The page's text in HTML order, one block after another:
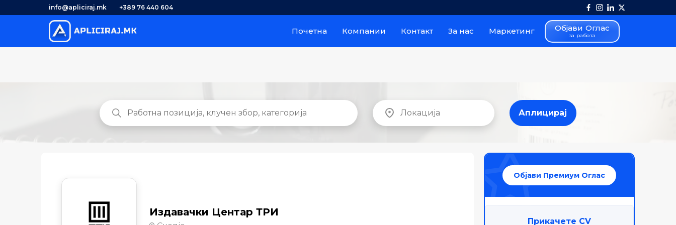
info@apliciraj.mk +389 76 440 604
Почетна Компании Контакт За нас Маркетинг Објави Оглас
за работа
Аплицирај
Аплицирај
Издавачки Центар ТРИ
Објави Премиум Оглас
Прикачете CV